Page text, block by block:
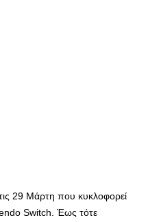
29 Μάρτη που κυκλοφορεί
Switch. Έως τότε